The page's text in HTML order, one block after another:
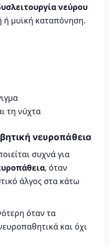
νεύρου
ή μυϊκή καταπόνηση.
τη νύχτα
νευροπάθεια
συχνά για
, όταν
άλγος στα κάτω
όταν τα
και όχι